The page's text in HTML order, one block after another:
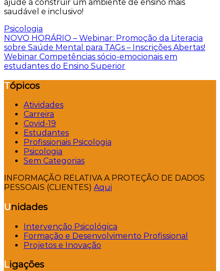
ajude a construir um ambiente de ensino mais
saudável e inclusivo!
Psicologia
Navegação
de
artigos
NOVO HORÁRIO – Webinar: Promoção da Literacia
sobre Saúde Mental para TAGs – Inscrições Abertas!
Webinar Competências sócio-emocionais em
estudantes do Ensino Superior
Tópicos
Atividades
Carreira
Covid-19
Estudantes
Profissionais Psicologia
Psicologia
Sem Categorias
INFORMAÇÃO RELATIVA A PROTEÇÃO DE DADOS
PESSOAIS (CLIENTES) Aqui
Unidades
Intervenção Psicológica
Formação e Desenvolvimento Profissional
Projetos e Inovação
Ligações